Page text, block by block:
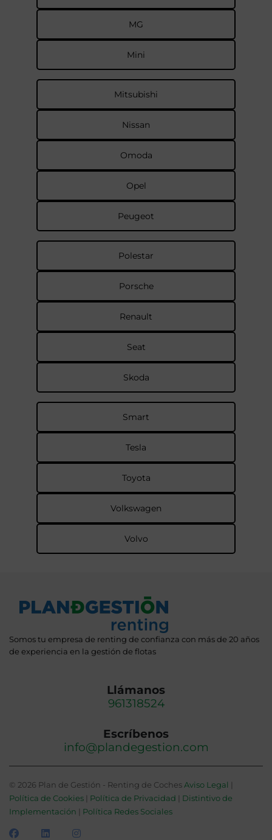
MG
Mini
Mitsubishi
Nissan
Omoda
Opel
Peugeot
Polestar
Porsche
Renault
Seat
Skoda
Smart
Tesla
Toyota
Volkswagen
Volvo
Somos tu empresa de renting de confianza con más de 20 años
de experiencia en la gestión de flotas
Llámanos
961318524
Escríbenos
info@plandegestion.com
© 2026 Plan de Gestión - Renting de Coches Aviso Legal
Política de Cookies
Política de Privacidad
Distintivo de
Implementación
Política Redes Sociales